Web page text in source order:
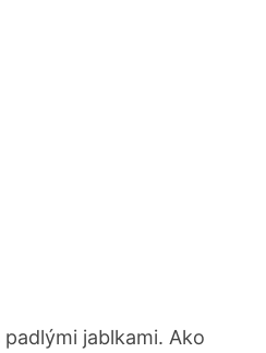
jablkami. Ako